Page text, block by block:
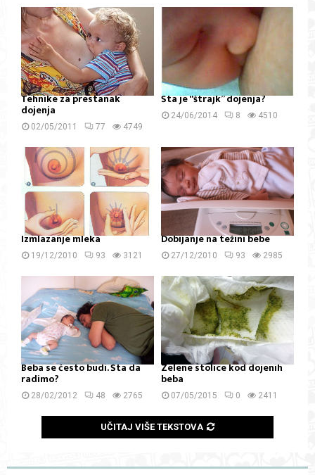
Tehnike za prestanak
dojenja
02/05/2011 77 4749
Šta je “štrajk” dojenja?
24/06/2014 8 4510
Izmlazanje mleka
19/12/2010 93 3121
Dobijanje na težini bebe
27/12/2010 93 2985
Beba se često budi. Šta da
radimo?
28/02/2012 48 2765
Zelene stolice kod dojenih
beba
07/05/2015 0 2411
UČITAJ VIŠE TEKSTOVA